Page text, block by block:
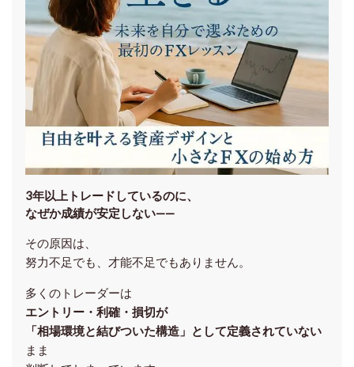
3年以上トレードしているのに、
なぜか成績が安定しない——
その原因は、
努力不足でも、才能不足でもありません。
多くのトレーダーは
エントリー・利確・損切が
「相場環境と結びついた構造」として定義されていない
まま